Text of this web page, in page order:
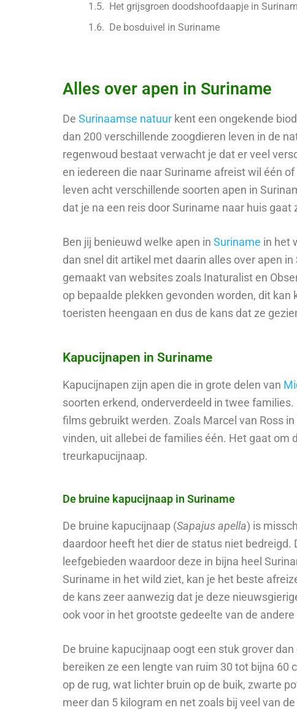
Het grijsgroen doodshoofdaapje in
De bosduivel in Suriname
Alles over apen in Suriname
De Surinaamse natuur kent een ongekende
dan 200 verschillende zoogdieren leven in de
regenwoud bestaat verwacht je dat er veel
en iedereen die naar Suriname afreist wil één
leven acht verschillende soorten apen in
dat je na een reis door Suriname naar huis
Ben jij benieuwd welke apen in Suriname in het
dan snel dit artikel met daarin alles over apen
gemaakt van websites zoals Inaturalist en
op bepaalde plekken gevonden worden, dit
toeristen heengaan en dus de kans dat ze
Kapucijnapen in Suriname
Kapucijnapen zijn apen die in grote delen van
soorten erkend, onderverdeeld in twee
films gebruikt werden. Zoals Marcel van Ross
vinden, uit allebei de families één. Het gaat om
treurkapucijnaap.
De bruine kapucijnaap in Suriname
De bruine kapucijnaap (Sapajus apella) is
daardoor heeft het dier de status niet
leefgebieden waardoor deze in bijna heel
Suriname in het wild ziet, kan je het beste
de kans zeer aanwezig dat je deze
ook voor in het grootste gedeelte van de andere
De bruine kapucijnaap oogt een stuk grover
bereiken ze een lengte van ruim 30 tot bijna 60
op de rug, wat lichter bruin op de buik, zwarte
meer dan 5 kilogram en net zoals bij veel van